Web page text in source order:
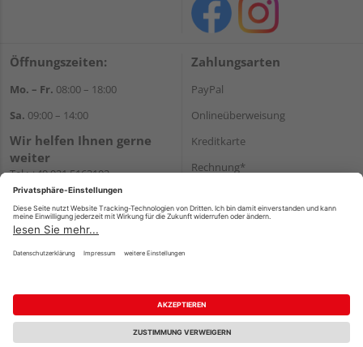
Öffnungszeiten:
Mo. – Fr. 08:00 – 18:00
Sa. 09:00 – 14:00
Wir helfen Ihnen gerne
weiter
Tel.:+49 921 5163102
E-Mail:shop@dostler.de
Zahlungsarten
PayPal
Onlineüberweisung
Kreditkarte
Rechnung*
Versand
Impressum AGB Widerruf
Datenschutz
Reservierungsbedingungen
Vertrag widerrufen